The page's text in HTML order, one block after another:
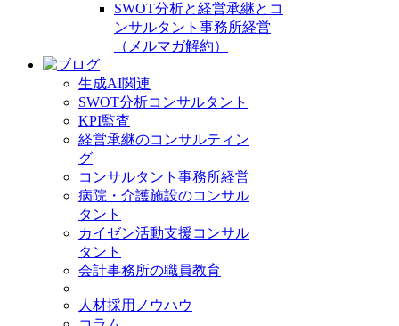
SWOT分析と経営承継とコ
ンサルタント事務所経営
（メルマガ解約）
生成AI関連
SWOT分析コンサルタント
KPI監査
経営承継のコンサルティン
グ
コンサルタント事務所経営
病院・介護施設のコンサル
タント
カイゼン活動支援コンサル
タント
会計事務所の職員教育
人材採用ノウハウ